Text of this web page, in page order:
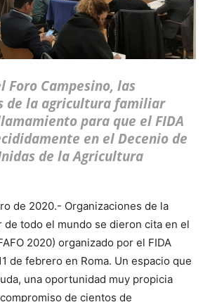
Foro Campesino, las
de la agricultura familiar
para que el FIDA
en el Decenio de
de la Agricultura
de 2020.- Organizaciones de la
de todo el mundo se dieron cita en el
2020) organizado por el FIDA
de febrero en Roma. Un espacio que
una oportunidad muy propicia
de cientos de